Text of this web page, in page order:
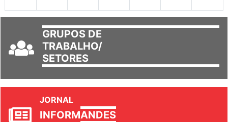
GRUPOS DE
TRABALHO/
SETORES
JORNAL
INFORMANDES